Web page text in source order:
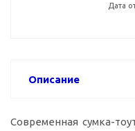
Дата
Описание
Современная сумка-